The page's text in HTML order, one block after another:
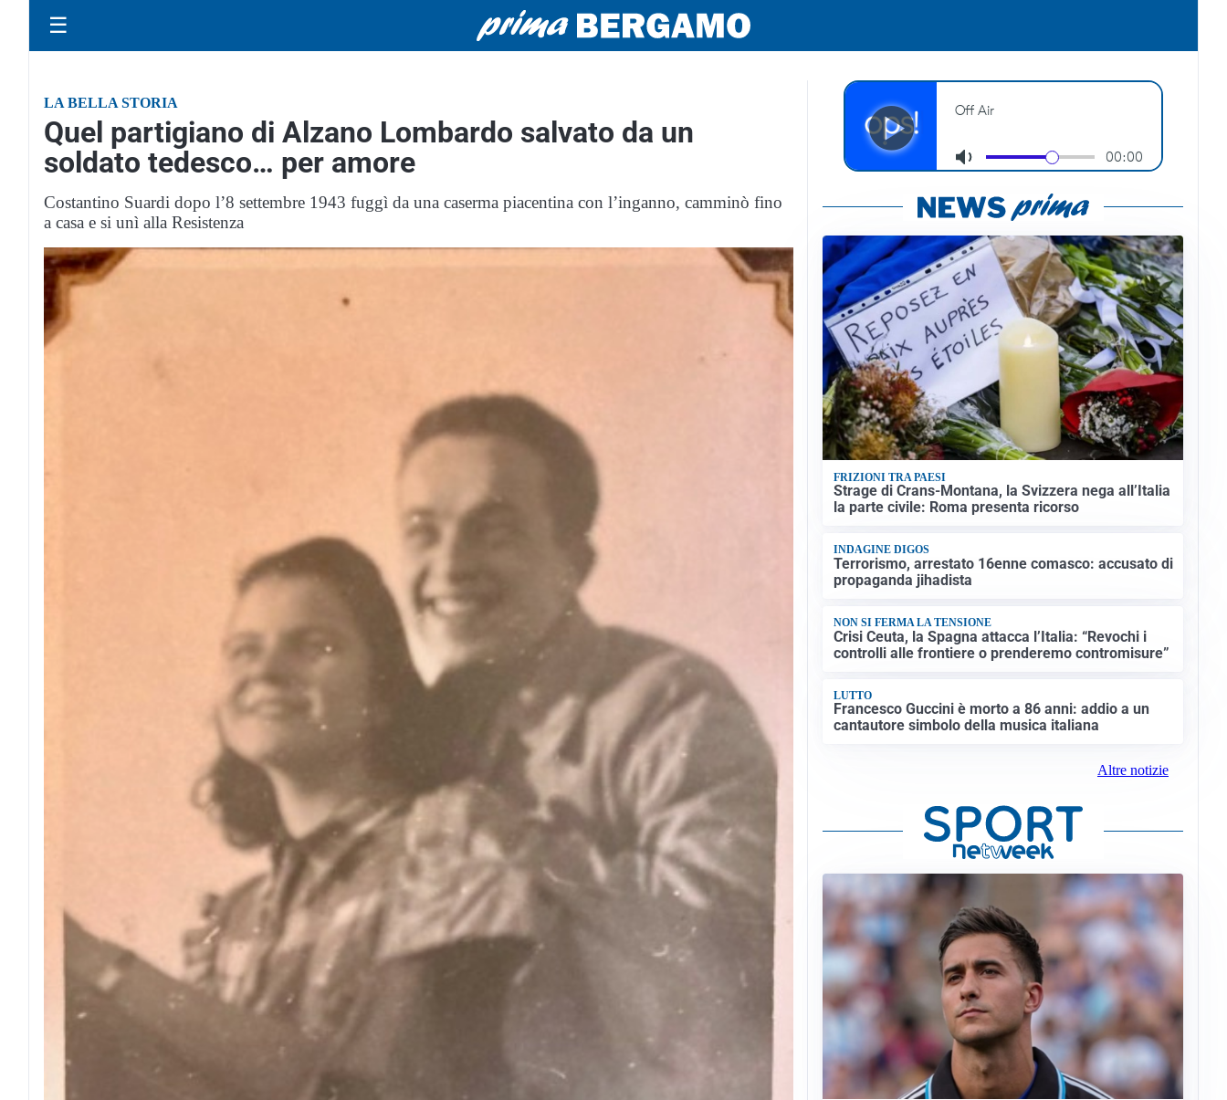
☰
LA BELLA STORIA
Quel partigiano di Alzano Lombardo salvato da un
soldato tedesco… per amore
Costantino Suardi dopo l’8 settembre 1943 fuggì da una caserma piacentina con l’inganno, camminò fino
a casa e si unì alla Resistenza
FRIZIONI TRA PAESI
Strage di Crans-Montana, la Svizzera nega all’Italia
la parte civile: Roma presenta ricorso
INDAGINE DIGOS
Terrorismo, arrestato 16enne comasco: accusato di
propaganda jihadista
NON SI FERMA LA TENSIONE
Crisi Ceuta, la Spagna attacca l’Italia: “Revochi i
controlli alle frontiere o prenderemo contromisure”
LUTTO
Francesco Guccini è morto a 86 anni: addio a un
cantautore simbolo della musica italiana
Altre notizie